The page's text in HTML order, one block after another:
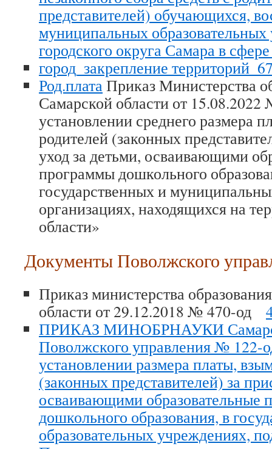
представителей) обучающихся,
муниципальных
городского округа Самара в
город_закрепление
Род.платаПриказ Министерства
Самарской области от
установлении среднего размера
родителей (законных
уход за детьми, осваивающими
программы дошкольного
государственных и
организациях, находящихся на
области»
Документы Поволжского
Приказ министерства
области от 29.12.2018 № 470-од
ПРИКАЗ МИНОБРНАУКИ
Поволжского управления № 122-
установлении размера платы,
(законных представителей) за
осваивающими образовательные
дошкольного образования, в
образовательных учреждениях,